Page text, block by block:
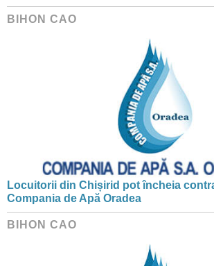
BIHON CAO
Locuitorii din Chișirid pot încheia
Compania de Apă Oradea
BIHON CAO